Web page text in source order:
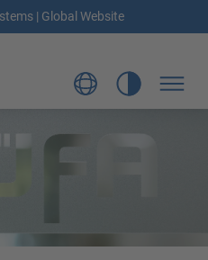
| Global Website